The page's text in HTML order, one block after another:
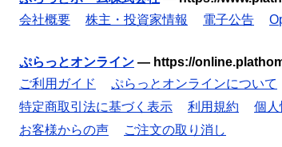
会社概要
株主・投資家情報 電子公告
ぷらっとオンライン — https://
ご利用ガイド
ぷらっとオンラインについて
特定商取引法に基づく表示
利用規約 個
お客様からの声
ご注文の取り消し